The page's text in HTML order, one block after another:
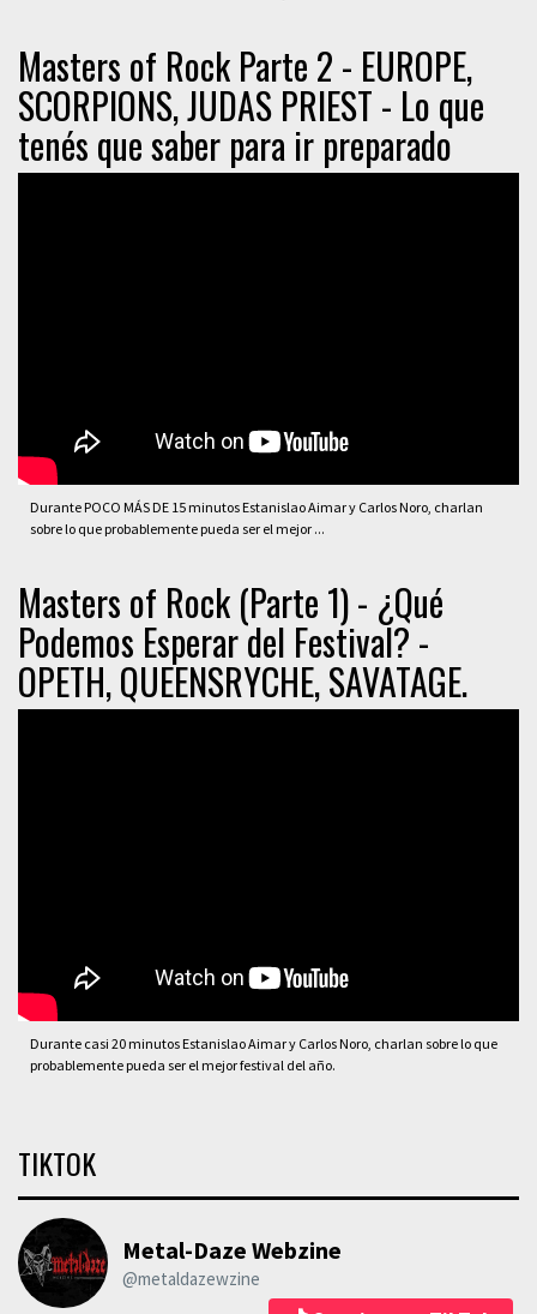
Masters of Rock Parte 2 - EUROPE,
SCORPIONS, JUDAS PRIEST - Lo que
tenés que saber para ir preparado
Durante POCO MÁS DE 15 minutos Estanislao Aimar y Carlos Noro, charlan
sobre lo que probablemente pueda ser el mejor ...
Masters of Rock (Parte 1) - ¿Qué
Podemos Esperar del Festival? -
OPETH, QUEENSRYCHE, SAVATAGE.
Durante casi 20 minutos Estanislao Aimar y Carlos Noro, charlan sobre lo que
probablemente pueda ser el mejor festival del año.
TIKTOK
Metal-Daze Webzine
@metaldazewzine